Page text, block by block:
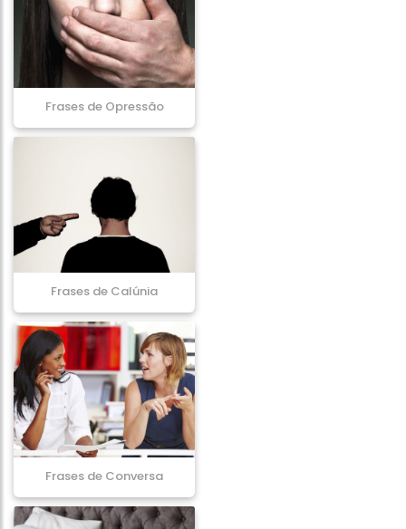
Frases de Opressão
Frases de Calúnia
Frases de Conversa